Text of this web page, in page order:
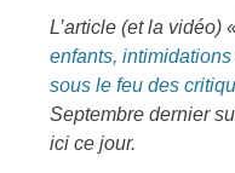
L’article (et la vidéo)
enfants,
sous le feu des
Septembre dernier
ici ce jour.